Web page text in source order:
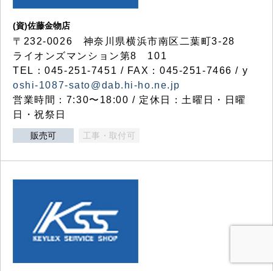
(資)佐藤金物店
〒232-0026 神奈川県横浜市南区二葉町3-28
ライオンズマンション第8 101
TEL：045-251-7451 / FAX：045-251-7466 / y
oshi-1087-sato@dab.hi-ho.ne.jp
営業時間：7:30〜18:00 / 定休日：土曜日・日曜
日・祝祭日
販売可 工事・取付可